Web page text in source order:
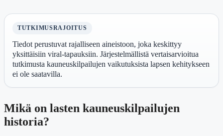
TUTKIMUSRAJOITUS
Tiedot perustuvat rajalliseen aineistoon, joka keskittyy
yksittäisiin viral-tapauksiin. Järjestelmällistä vertaisarvioitua
tutkimusta kauneuskilpailujen vaikutuksista lapsen kehitykseen
ei ole saatavilla.
Mikä on lasten kauneuskilpailujen
historia?